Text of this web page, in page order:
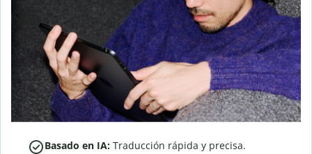
Basado en IA: Traducción rápida y precisa.